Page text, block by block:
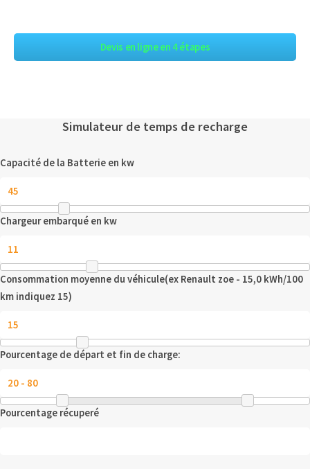
Devis en ligne en 4 étapes
Simulateur de temps de recharge
Capacité de la Batterie en kw
Chargeur embarqué en kw
Consommation moyenne du véhicule(ex Renault zoe - 15,0 kWh/100
km indiquez 15)
Pourcentage de départ et fin de charge:
Pourcentage récuperé